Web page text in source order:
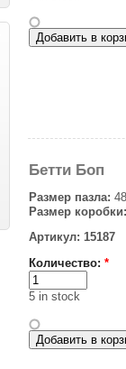
Бетти Боп
Размер пазла:
Размер коробки:
Артикул: 15187
Количество: *
5 in stock